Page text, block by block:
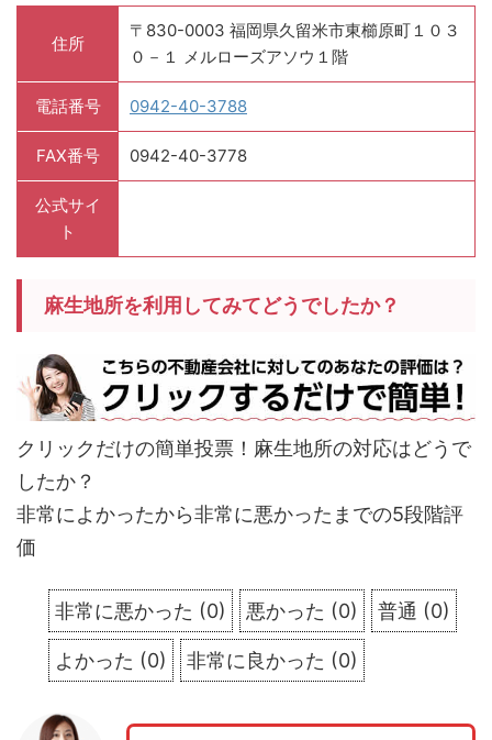
住所
〒830-0003 福岡県久留米市東櫛原町１０３
０－１ メルローズアソウ１階
電話番号 0942-40-3788
FAX番号 0942-40-3778
公式サイ
ト
麻生地所を利用してみてどうでしたか？
クリックだけの簡単投票！麻生地所の対応はどうで
したか？
非常によかったから非常に悪かったまでの5段階評
価
非常に悪かった (0) 悪かった (0) 普通 (0)
よかった (0) 非常に良かった (0)